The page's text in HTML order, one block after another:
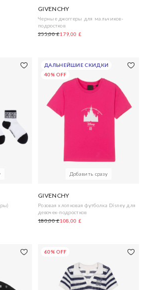
GIVENCHY
Черные джоггеры для мальчиков-
подростков
255,00 £179,00 £
ДАЛЬНЕЙШИЕ СКИДКИ
40% OFF
Добавить сразу
GIVENCHY
Розовая хлопковая футболка Disney для
девочек-подростков
180,00 £108,00 £
60% OFF